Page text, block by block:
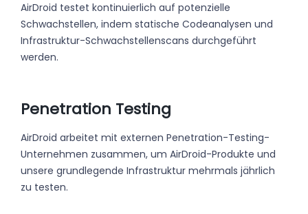
AirDroid testet kontinuierlich auf potenzielle
Schwachstellen, indem statische Codeanalysen und
Infrastruktur-Schwachstellenscans durchgeführt
werden.
Penetration Testing
AirDroid arbeitet mit externen Penetration-Testing-
Unternehmen zusammen, um AirDroid-Produkte und
unsere grundlegende Infrastruktur mehrmals jährlich
zu testen.